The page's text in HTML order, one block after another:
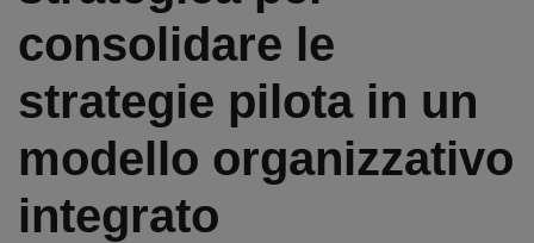
consolidare le
strategie pilota in un
modello organizzativo
integrato